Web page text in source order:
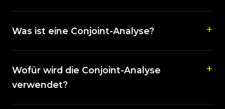
Was ist eine Conjoint-Analyse?
Wofür wird die Conjoint-Analyse
verwendet?